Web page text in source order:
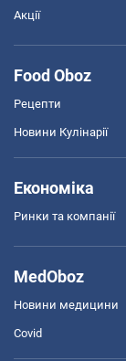
Акції
Food Oboz
Рецепти
Новини Кулінарії
Економіка
Ринки та компанії
MedOboz
Новини медицини
Covid